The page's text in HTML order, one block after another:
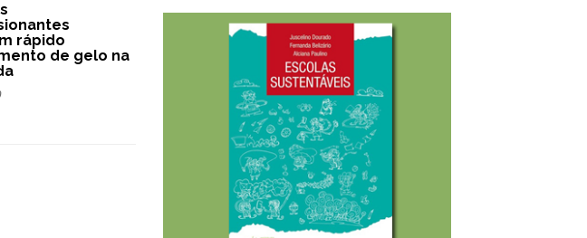
rápido
de gelo na